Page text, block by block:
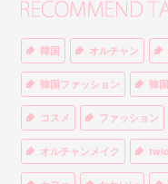
韓国 オルチャン
韓国ファッション 韓
コスメ ファッション
オルチャンメイク